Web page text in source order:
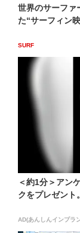
世界のサーファ
た“サーフィン
SURF
＜約1分＞アン
クをプレゼント
AD(あんしんインプラ